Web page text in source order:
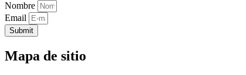
Nombre
Email
Submit
Mapa de sitio